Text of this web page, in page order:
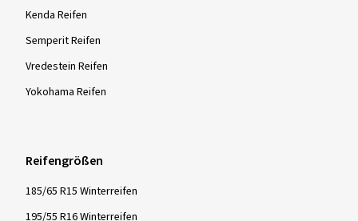
Kenda Reifen
Semperit Reifen
Vredestein Reifen
Yokohama Reifen
Reifengrößen
185/65 R15 Winterreifen
195/55 R16 Winterreifen